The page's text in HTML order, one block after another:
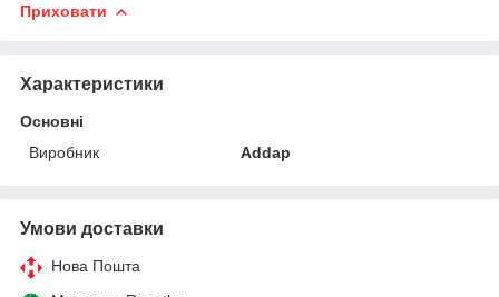
Приховати
Характеристики
Основні
Виробник
Addap
Умови доставки
Нова Пошта